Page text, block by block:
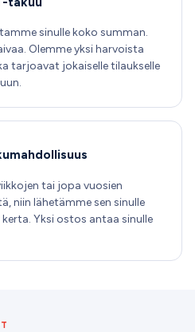
sinulle koko summan.
Olemme yksi harvoista
tarjoavat jokaiselle tilaukselle
tai jopa vuosien
niin lähetämme sen sinulle
Yksi ostos antaa sinulle